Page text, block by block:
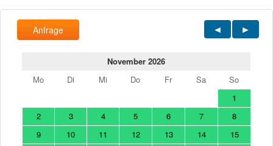
Anfrage
November 2026
Mo
Di Mi Do Fr Sa
So
1
2
3 4 5 6 7
8
9
10 11 12 13 14
15